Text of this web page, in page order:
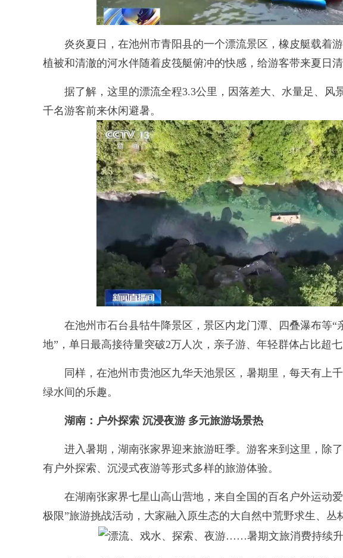
炎炎夏日，在池州市青阳县的一个漂流景区，橡皮艇载着游
植被和清澈的河水伴随着皮筏艇俯冲的快感，给游客带来夏日清
据了解，这里的漂流全程3.3公里，因落差大、水量足、风
千名游客前来休闲避暑。
在池州市石台县牯牛降景区，景区内龙门潭、四叠瀑布等“
地”，单日最高接待量突破2万人次，亲子游、年轻群体占比超七
同样，在池州市贵池区九华天池景区，暑期里，每天有上千
绿水间的乐趣。
湖南：户外探索 沉浸夜游 多元旅游场景热
进入暑期，湖南张家界迎来旅游旺季。游客来到这里，除了
有户外探索、沉浸式夜游等形式多样的旅游体验。
在湖南张家界七星山高山营地，来自全国的百名户外运动爱
极限”旅游挑战活动，大家融入原生态的大自然中荒野求生、丛